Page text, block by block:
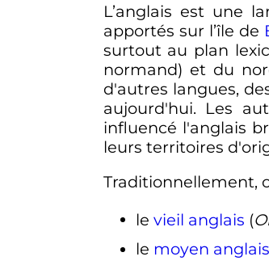
L’anglais est une
apportés sur l’île de
surtout au plan
normand) et du
d'autres langues,
aujourd'hui. Les
influencé l'anglais
leurs territoires
Traditionnellement,
le vieil anglais (
le moyen anglais